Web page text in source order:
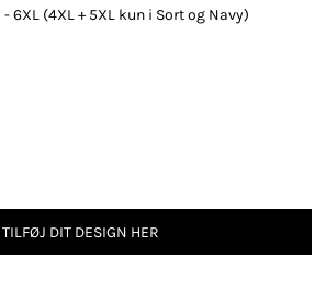
(4XL + 5XL kun i Sort og Navy)
TILFØJ DIT DESIGN HER